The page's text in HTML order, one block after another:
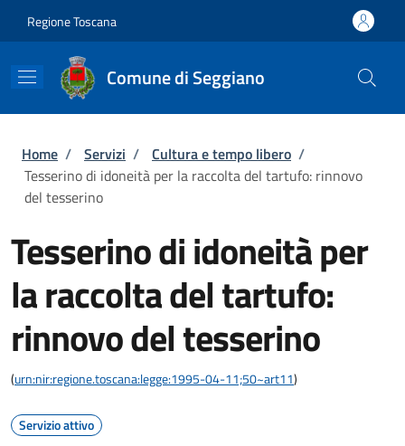
Regione Toscana
Comune di Seggiano
Briciole di pane
Home / Servizi / Cultura e tempo libero /
Tesserino di idoneità per la raccolta del tartufo: rinnovo
del tesserino
Tesserino di idoneità per
la raccolta del tartufo:
rinnovo del tesserino
(urn:nir:regione.toscana:legge:1995-04-11;50~art11)
Servizio attivo